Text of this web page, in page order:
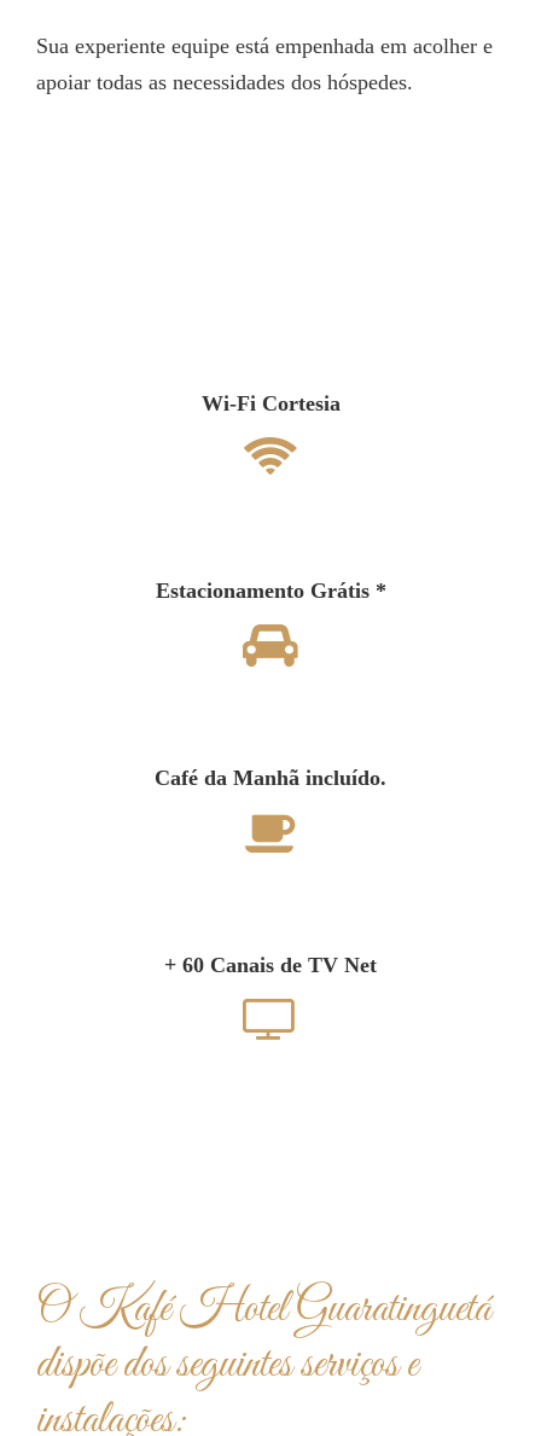
Sua experiente equipe está empenhada em acolher e
apoiar todas as necessidades dos hóspedes.
Wi-Fi Cortesia
Estacionamento Grátis *
Café da Manhã incluído.
+ 60 Canais de TV Net
O Kafé Hotel Guaratinguetá
dispõe dos seguintes serviços e
instalações: